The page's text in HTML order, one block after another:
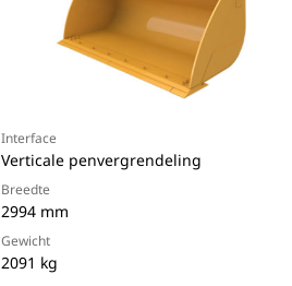
Interface
Verticale penvergrendeling
Breedte
2994 mm
Gewicht
2091 kg